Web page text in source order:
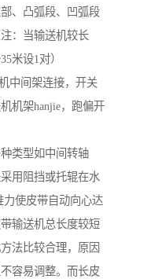
、凸弧段、凹弧段
：当输送机较长
米设1对）
中间架连接，开关
机架hanjie，跑偏开
类型如中间转轴
用阻挡或托辊在水
使皮带自动向心达
输送机总长度较短
法比较合理，原因
容易调整。而长皮